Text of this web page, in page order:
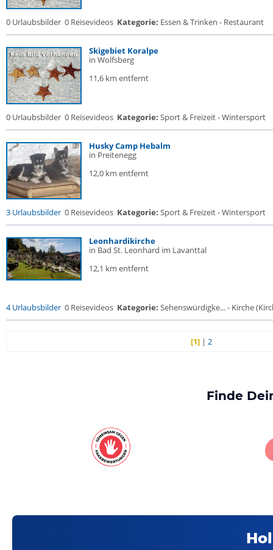
0 Urlaubsbilder 0 Reisevideos Kategorie: Essen & Trinken - Restaurant
Skigebiet Koralpe
in Wolfsberg
11,6 km entfernt
0 Urlaubsbilder 0 Reisevideos Kategorie: Sport & Freizeit - Wintersport
Husky Camp Hebalm
in Preitenegg
12,0 km entfernt
3 Urlaubsbilder 0 Reisevideos Kategorie: Sport & Freizeit - Wintersport
Leonhardikirche
in Bad St. Leonhard im Lavanttal
12,1 km entfernt
4 Urlaubsbilder 0 Reisevideos Kategorie: Sehenswürdigke... - Kirche
[1] |2
Finde